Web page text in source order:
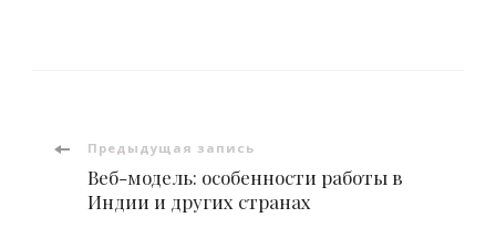
Навигация
Предыдущая запись
Веб-модель: особенности работы в
Индии и других странах